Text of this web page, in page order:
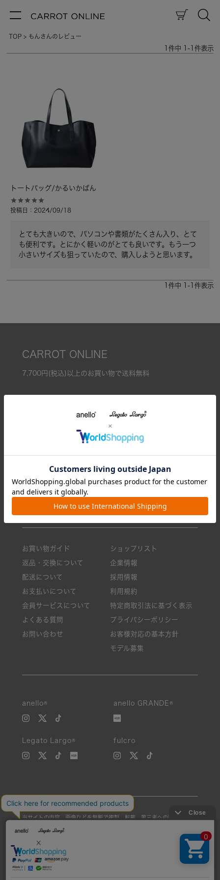
TOP もんさんのレビュー
件中 -1 件表示
トートバッグ/かるいかばん
投稿日 2024/09/18
とても大きいので、パソコンや書類がたくさん入り、とて
も便利です。とにかく軽いのがとても良いです。もう一つ
小さいサイズも狙っていたので、購入しようと思います。
件中 -1 件表示
CARROT ONLINE
7,700円(税込)以上のお買い物で送料無料
リュック/バックパック
クロスボディ
ボストンバッグ
ランキング
ニュース・メディア掲載
バッグのお手入れ方法
お買い物ガイド
返品・交換について
配送について
お支払いについて
会員サービスについて
よくある質問
お問い合わせ
ショップリスト
企業情報
採用情報
利用規約
特定商取引法に基づく表示
プライバシーポリシー
お客様対応の基本方針
モデル募集
anello® anello GRANDE®
Legato Largo® fulcro
当サイトの内容、画像などを無断で複製、転載、第三者への譲渡などを
Unauthorized reproduction, duplication, or redistribution of any
images or content from this website is strictly prohibited.